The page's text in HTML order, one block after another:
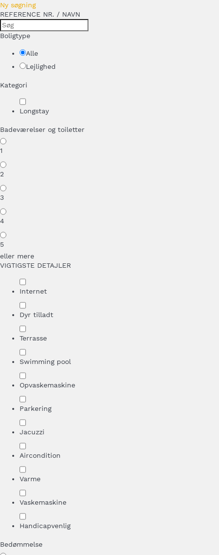
Ny søgning
REFERENCE NR. / NAVN
Boligtype
Alle
Lejlighed
Kategori
Longstay
Badeværelser og toiletter
1
2
3
4
5
eller mere
VIGTIGSTE DETAJLER
Internet
Dyr tilladt
Terrasse
Swimming pool
Opvaskemaskine
Parkering
Jacuzzi
Aircondition
Varme
Vaskemaskine
Handicapvenlig
Bedømmelse